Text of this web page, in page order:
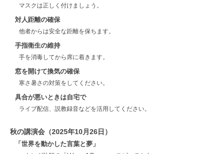
マスクは正しく付けましょう。
対人距離の確保
他者からは安全な距離を保ちます。
手指衛生の維持
手を消毒してから席に着きます。
窓を開けて換気の確保
寒さ暑さの対策をしてください。
具合が悪いときは自宅で
ライブ配信、説教録音などを活用してください。
秋の講演会（2025年10月26日）
「世界を動かした言葉と夢」